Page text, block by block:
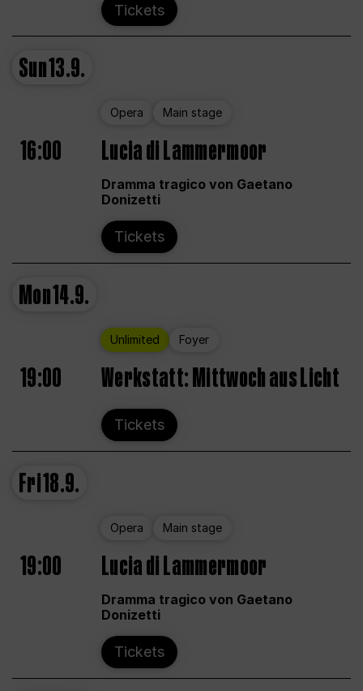
Tickets
Sun13.9.
Opera Main stage
16:00 Lucia di Lammermoor
Dramma tragico von Gaetano
Donizetti
Tickets
Mon14.9.
Unlimited Foyer
19:00 Werkstatt: Mittwoch aus Licht
Tickets
Fri18.9.
Opera Main stage
19:00 Lucia di Lammermoor
Dramma tragico von Gaetano
Donizetti
Tickets